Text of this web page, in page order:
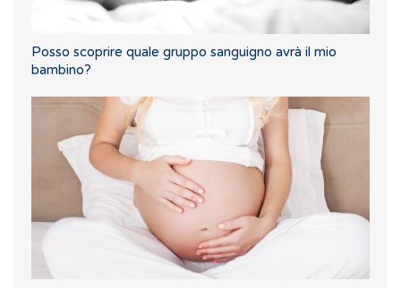
Posso scoprire quale gruppo sanguigno avrà il mio
bambino?